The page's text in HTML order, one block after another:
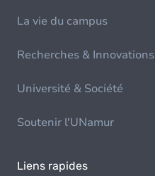
La vie du campus
Recherches & Innovations
Université & Société
Soutenir l'UNamur
Liens rapides